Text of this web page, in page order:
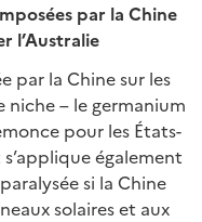
par la Chine
l’Australie
par la Chine sur les
– le germanium
pour les États-
s’applique également
si la Chine
solaires et aux